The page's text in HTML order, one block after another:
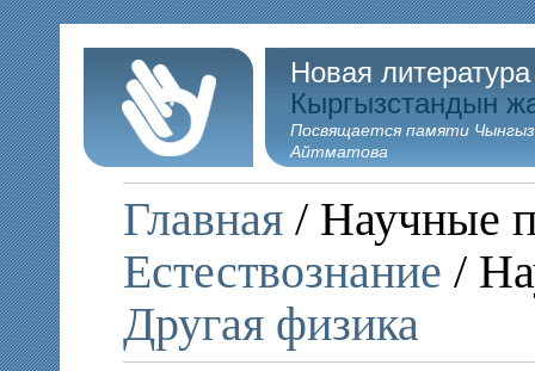
Новая
Кыргызстандын
Посвящается памяти
Айтматова
Главная / Научные
Естествознание /
Другая физика